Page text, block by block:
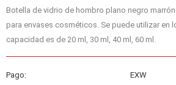
Botella de vidrio de hombro plano negro
para envases cosméticos. Se puede utilizar en
capacidad es de 20 ml, 30 ml, 40 ml, 60 ml.
Pago: EXW